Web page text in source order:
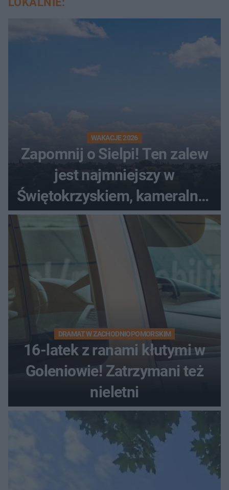
WAKACJE 2026
Zapomnij o Sielpi! Ten zalew
jest najmniejszy w
Świętokrzyskiem, kameralny i
bez tłumów
DRAMAT W ZACHODNIOPOMORSKIM
16-latek z ranami kłutymi w
Goleniowie! Zatrzymani też
nieletni